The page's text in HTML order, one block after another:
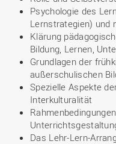
Psychologie des
Lernstrategien) und
Klärung
Bildung, Lernen,
Grundlagen der
außerschulischen
Spezielle Aspekte
Interkulturalität
Das Lehr-Lern-